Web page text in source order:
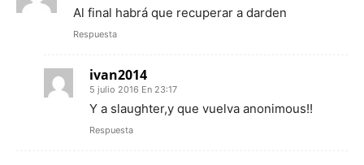
Al final habrá que recuperar a darden
Respuesta
ivan2014
5 julio 2016 En 23:17
Y a slaughter,y que vuelva anonimous!!
Respuesta